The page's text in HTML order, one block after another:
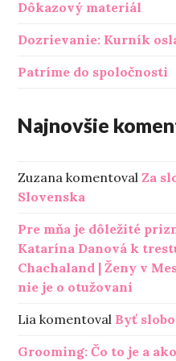
Dôkazový materiál
Dozrievanie: Kurník
Patríme do spoločnosti
Najnovšie
Zuzana komentoval Za
Slovenska
Pre mňa je dôležité
Katarína Danová k
Chachaland | Ženy v
nie je o otužovaní
Lia komentoval Byť
Grooming: Čo to je a